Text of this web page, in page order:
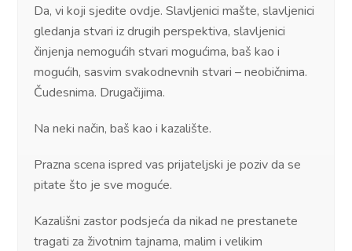
Da, vi koji sjedite ovdje. Slavljenici mašte, slavljenici
gledanja stvari iz drugih perspektiva, slavljenici
činjenja nemogućih stvari mogućima, baš kao i
mogućih, sasvim svakodnevnih stvari – neobičnima.
Čudesnima. Drugačijima.
Na neki način, baš kao i kazalište.
Prazna scena ispred vas prijateljski je poziv da se
pitate što je sve moguće.
Kazališni zastor podsjeća da nikad ne prestanete
tragati za životnim tajnama, malim i velikim